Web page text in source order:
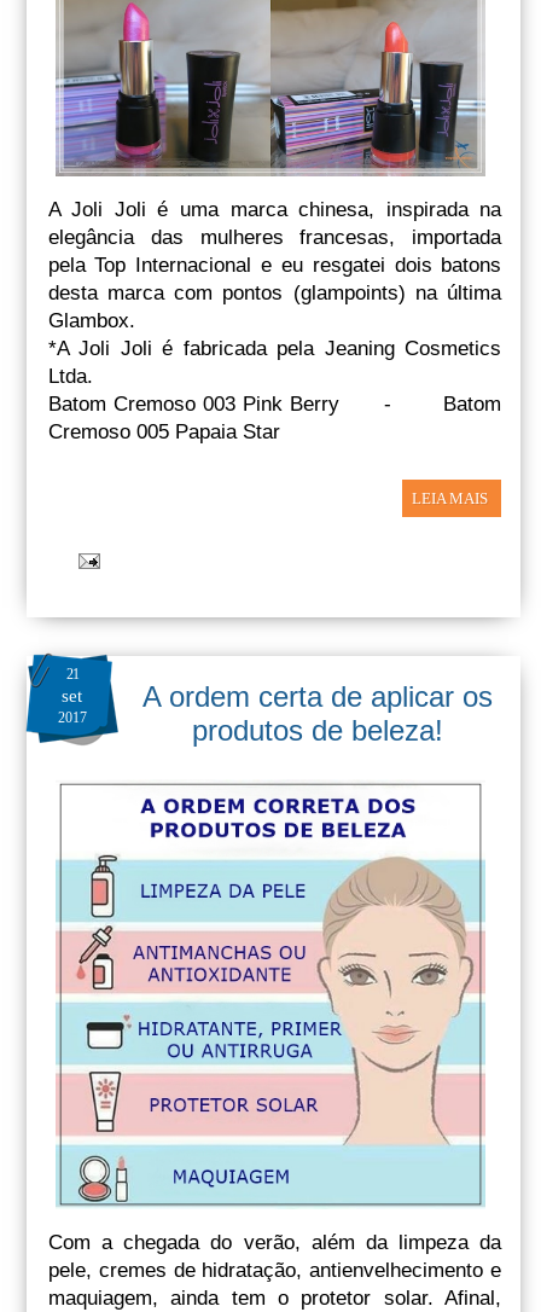
A Joli Joli é uma marca chinesa, inspirada na
elegância das mulheres francesas, importada
pela Top Internacional e eu resgatei dois batons
desta marca com pontos (glampoints) na última
Glambox.
*A Joli Joli é fabricada pela Jeaning Cosmetics
Ltda.
Batom Cremoso 003 Pink Berry - Batom
Cremoso 005 Papaia Star
LEIA MAIS
21
set
2017
A ordem certa de aplicar os
produtos de beleza!
Com a chegada do verão, além da limpeza da
pele, cremes de hidratação, antienvelhecimento e
maquiagem, ainda tem o protetor solar. Afinal,